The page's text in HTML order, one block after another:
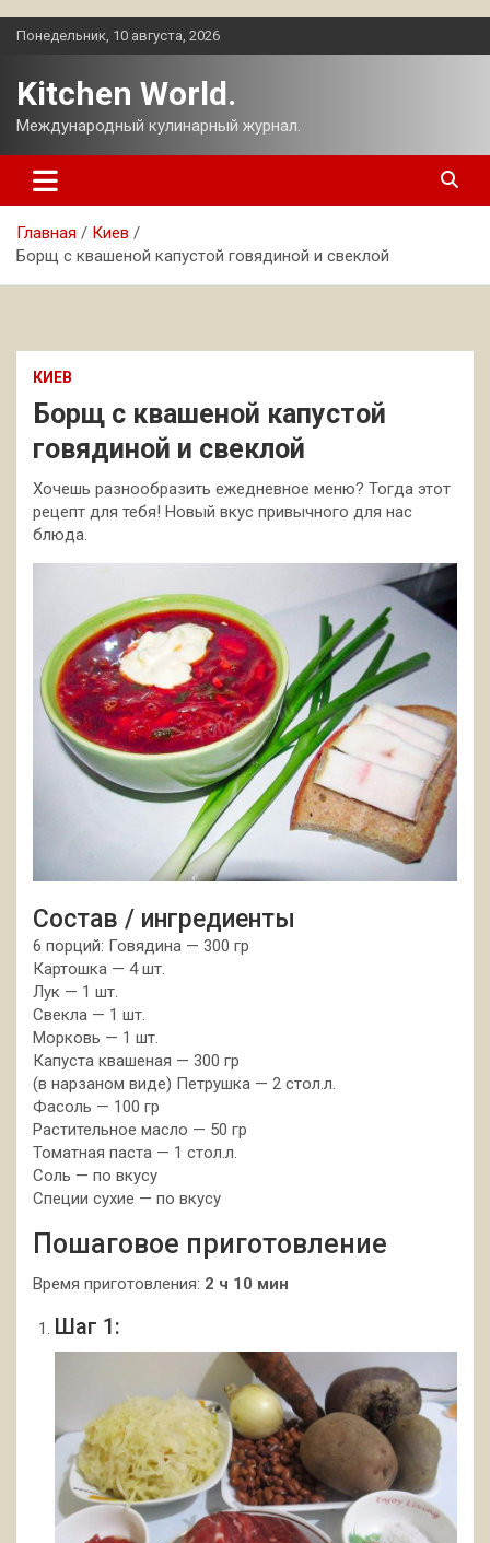
Перейти
Понедельник, 10 августа, 2026
Kitchen World.
Международный кулинарный журнал.
Главная
Киев
Борщ с квашеной капустой говядиной и свеклой
КИЕВ
Борщ с квашеной капустой
говядиной и свеклой
Хочешь разнообразить ежедневное меню? Тогда этот
рецепт для тебя! Новый вкус привычного для нас
блюда.
Состав / ингредиенты
6 порций: Говядина — 300 гр
Картошка — 4 шт.
Лук — 1 шт.
Свекла — 1 шт.
Морковь — 1 шт.
Капуста квашеная — 300 гр
(в нарзаном виде) Петрушка — 2 стол.л.
Фасоль — 100 гр
Растительное масло — 50 гр
Томатная паста — 1 стол.л.
Соль — по вкусу
Специи сухие — по вкусу
Пошаговое приготовление
Время приготовления: 2 ч 10 мин
Шаг 1: